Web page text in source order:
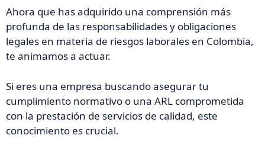
Ahora que has adquirido una comprensión más
profunda de las responsabilidades y obligaciones
legales en materia de riesgos laborales en Colombia,
te animamos a actuar.
Si eres una empresa buscando asegurar tu
cumplimiento normativo o una ARL comprometida
con la prestación de servicios de calidad, este
conocimiento es crucial.